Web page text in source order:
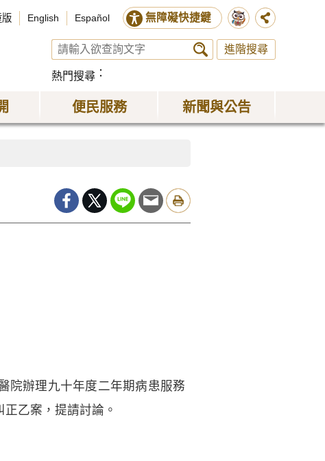
版 English Español 無障礙快捷鍵
進階搜尋
熱門搜尋
便民服務 新聞與公告
院辦理九十年度二年期病患服務
乙案，提請討論。